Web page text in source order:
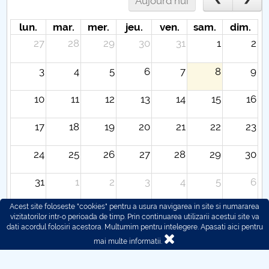
lun. mar. mer. jeu. ven. sam.
dim.
27
28 29 30 31 1 2
3 4 5 6 7 8 9
10 11 12 13 14 15 16
17 18 19 20 21 22 23
24 25 26 27 28 29 30
31 1 2 3 4 5 6
Acest site foloseste "cookies" pentru a usura navigarea in site si numararea
vizitatorilor intr-o perioada de timp. Prin continuarea utilizarii acestui site va
dati acordul folosiri acestora. Multumim pentru intelegere. Apasati aici pentru
mai multe informatii.